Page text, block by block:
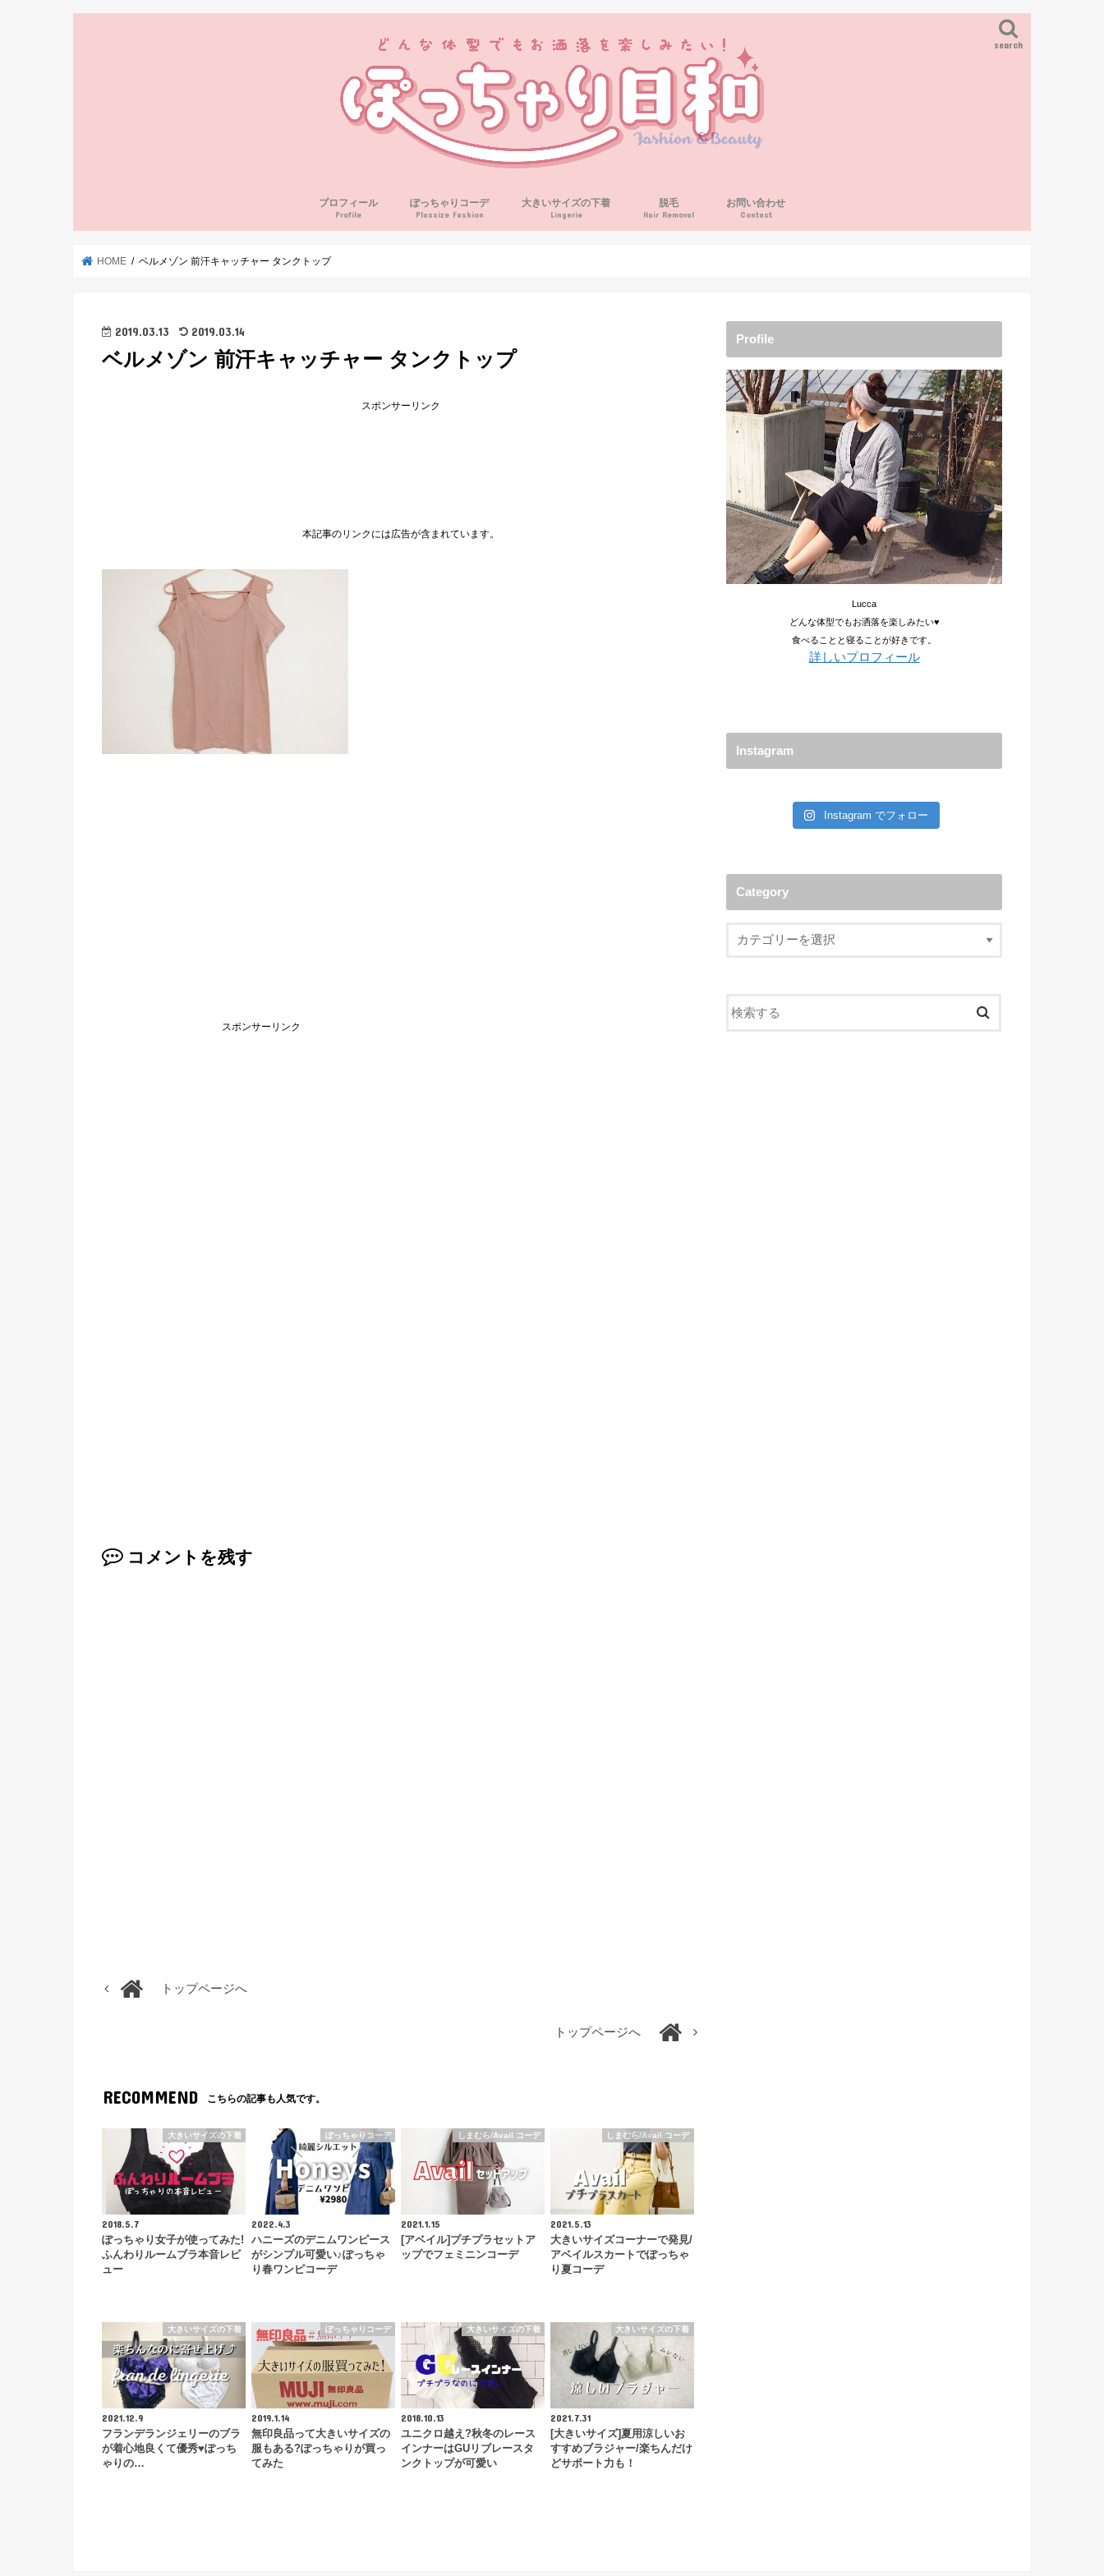
search
プロフィール
Profile
ぽっちゃりコーデ
Plussize Fashion
大きいサイズの下着
Lingerie
脱毛
Hair Removal
お問い合わせ
Contact
HOME ベルメゾン 前汗キャッチャー タンクトップ
2019.03.13 2019.03.14
ベルメゾン 前汗キャッチャー タンクトップ
スポンサーリンク
本記事のリンクには広告が含まれています。
スポンサーリンク
コメントを残す
トップページへ
トップページへ
RECOMMEND こちらの記事も人気です。
大きいサイズの下着
2018.5.7
ぽっちゃり女子が使ってみた!
ふんわりルームブラ本音レビ
ュー
ぽっちゃりコーデ
2022.4.3
ハニーズのデニムワンピース
がシンプル可愛い♪ぽっちゃ
り春ワンピコーデ
しまむら/Avail コーデ
2021.1.15
[アベイル]プチプラセットア
ップでフェミニンコーデ
しまむら/Avail コーデ
2021.5.13
大きいサイズコーナーで発見/
アベイルスカートでぽっちゃ
り夏コーデ
大きいサイズの下着
2021.12.9
フランデランジェリーのブラ
が着心地良くて優秀♥ぽっち
ゃりの…
ぽっちゃりコーデ
2019.1.14
無印良品って大きいサイズの
服もある?ぽっちゃりが買っ
てみた
大きいサイズの下着
2018.10.13
ユニクロ越え?秋冬のレース
インナーはGUリブレースタ
ンクトップが可愛い
大きいサイズの下着
2021.7.31
[大きいサイズ]夏用涼しいお
すすめブラジャー/楽ちんだけ
どサポート力も！
Profile
Lucca
どんな体型でもお洒落を楽しみたい♥
食べることと寝ることが好きです。
詳しいプロフィール
Instagram
Instagram でフォロー
Category